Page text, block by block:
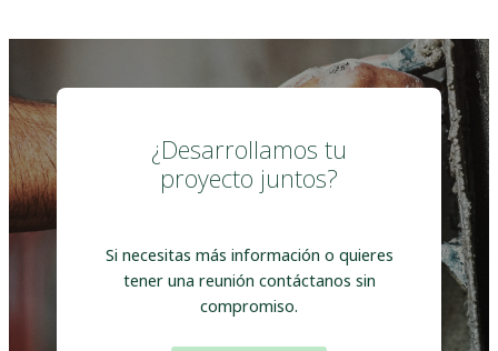
¿Desarrollamos tu
proyecto juntos?
Si necesitas más información o quieres
tener una reunión contáctanos sin
compromiso.